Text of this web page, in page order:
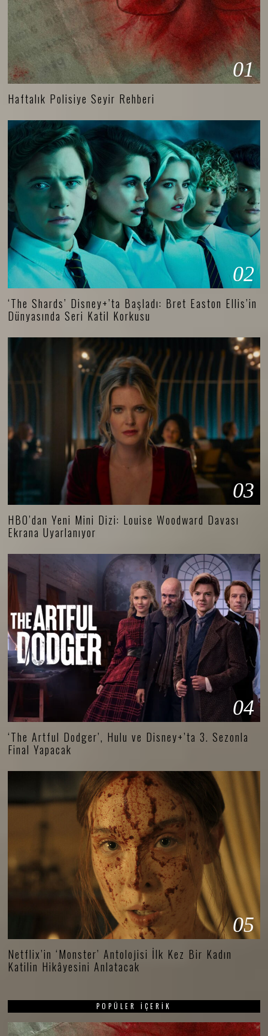
01
Haftalık Polisiye Seyir Rehberi
02
‘The Shards’ Disney+’ta Başladı: Bret Easton Ellis’in
Dünyasında Seri Katil Korkusu
03
HBO’dan Yeni Mini Dizi: Louise Woodward Davası
Ekrana Uyarlanıyor
04
‘The Artful Dodger’, Hulu ve Disney+’ta 3. Sezonla
Final Yapacak
05
Netflix’in ‘Monster’ Antolojisi İlk Kez Bir Kadın
Katilin Hikâyesini Anlatacak
POPÜLER İÇERIK